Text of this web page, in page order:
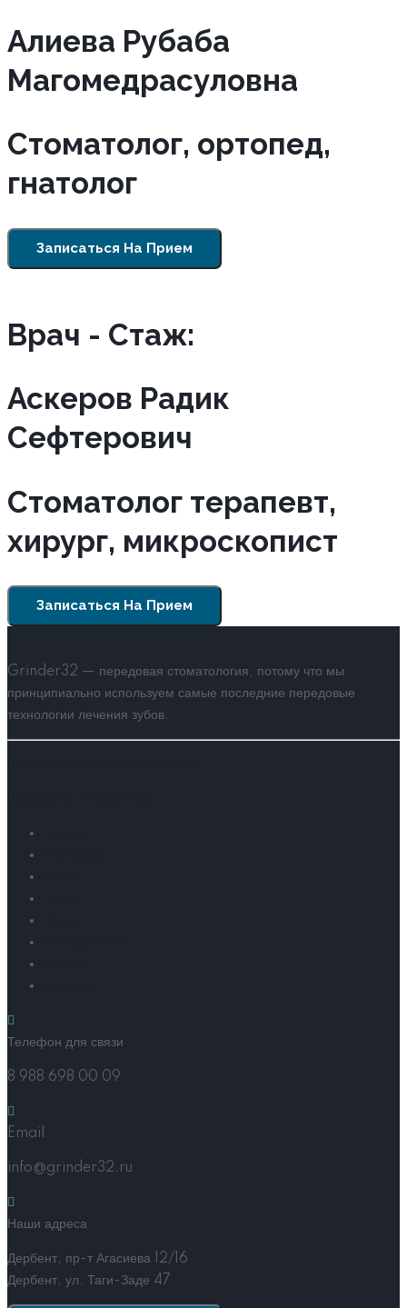
Алиева Рубаба
Магомедрасуловна
Стоматолог, ортопед,
гнатолог
Записаться На Прием
Врач - Cтаж:
Аскеров Радик
Сефтерович
Стоматолог терапевт,
хирург, микроскопист
Записаться На Прием
Grinder32 — передовая стоматология, потому что мы
принципиально используем самые последние передовые
технологии лечения зубов.
Телефон для связи
8 988 698 00 09
Email
info@grinder32.ru
Наши адреса
Дербент, пр-т Агасиева 12/16
Дербент, ул. Таги-Заде 47